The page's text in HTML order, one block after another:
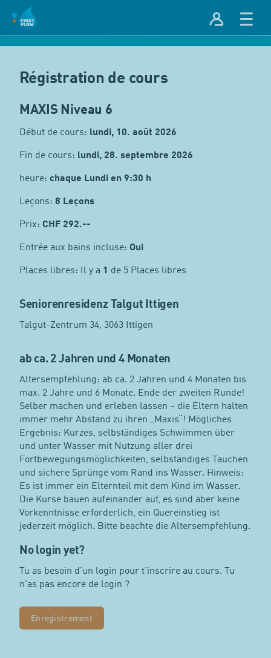
Régistration de cours
MAXIS Niveau 6
Début de cours: lundi, 10. août 2026
Fin de cours: lundi, 28. septembre 2026
heure: chaque Lundi en 9:30 h
Leçons: 8 Leçons
Prix: CHF 292.--
Entrée aux bains incluse: Oui
Places libres: Il y a 1 de 5 Places libres
Seniorenresidenz Talgut Ittigen
Talgut-Zentrum 34, 3063 Ittigen
ab ca. 2 Jahren und 4 Monaten
Altersempfehlung: ab ca. 2 Jahren und 4 Monaten bis
max. 2 Jahre und 6 Monate. Ende der zweiten Runde!
Selber machen und erleben lassen – die Eltern halten
immer mehr Abstand zu ihren „Maxis“! Mögliches
Ergebnis: Kurzes, selbständiges Schwimmen über
und unter Wasser mit Nutzung aller drei
Fortbewegungsmöglichkeiten, selbständiges Tauchen
und sichere Sprünge vom Rand ins Wasser. Hinweis:
Es ist immer ein Elternteil mit dem Kind im Wasser.
Die Kurse bauen aufeinander auf, es sind aber keine
Vorkenntnisse erforderlich, ein Quereinstieg ist
jederzeit möglich. Bitte beachte die Altersempfehlung.
No login yet?
Tu as besoin d'un login pour t'inscrire au cours. Tu
n'as pas encore de login ?
Enregistrement